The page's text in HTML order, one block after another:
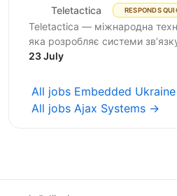
Teletactica RESPONDS
Teletactica — міжнародна
яка розробляє системи
авіаційних комплексів (БПаК),
23 July
All jobs Embedded
All jobs Ajax Systems →